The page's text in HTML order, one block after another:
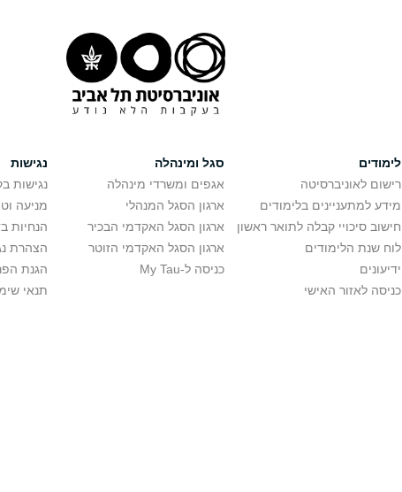
לימודים
רישום לאוניברסיטה
מידע למתעניינים בלימודים
חישוב סיכויי קבלה לתואר ראשון
לוח שנת הלימודים
ידיעונים
כניסה לאזור האישי
סגל ומינהלה
אגפים ומשרדי מינהלה
ארגון הסגל המנהלי
ארגון הסגל האקדמי הבכיר
ארגון הסגל האקדמי הזוטר
כניסה ל-My Tau
נגישות
נגישות
מניעה
הנחיות
הצהרת
הגנת
תנאי